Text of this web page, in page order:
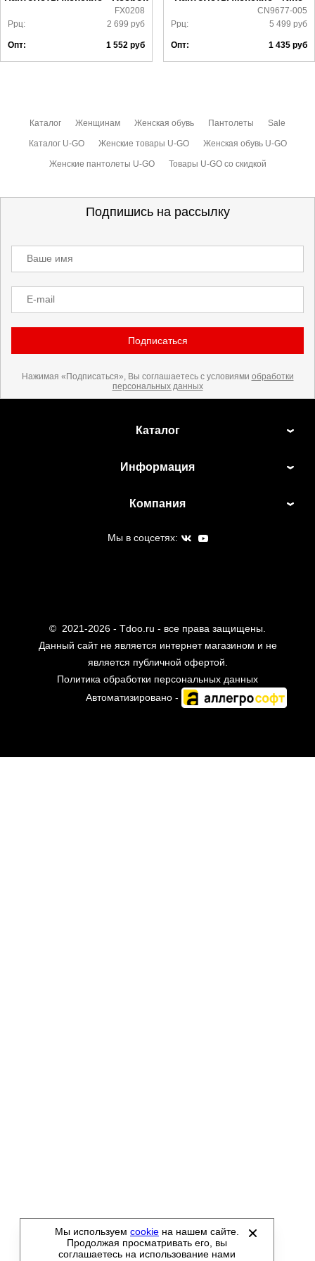
FX0208
Ррц:
2 699 руб
Опт: 1 552руб
CN9677-005
Ррц:
5 499 руб
Опт: 1 435 руб
Каталог Женщинам Женская обувь Пантолеты Sale
Каталог U-GO Женские товары U-GO Женская обувь U-GO
Женские пантолеты U-GO Товары U-GO со скидкой
Подпишись на рассылку
Ваше имя
E-mail
Подписаться
Нажимая «Подписаться», Вы соглашаетесь с условиями обработки
персональных данных
Каталог
Информация
Компания
Мы в соцсетях:
© 2021-2026 - Tdoo.ru - все права защищены.
Данный сайт не является интернет магазином и не
является публичной офертой.
Политика обработки персональных данных
Автоматизировано -
Мы используем cookie на нашем сайте.
Продолжая просматривать его, вы
соглашаетесь на использование нами